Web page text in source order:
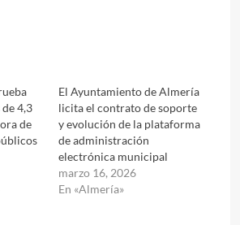
4,3
de
El Ayuntamiento de Almería
licita el contrato de soporte
y evolución de la plataforma
de administración
electrónica municipal
marzo 16, 2026
En «Almería»